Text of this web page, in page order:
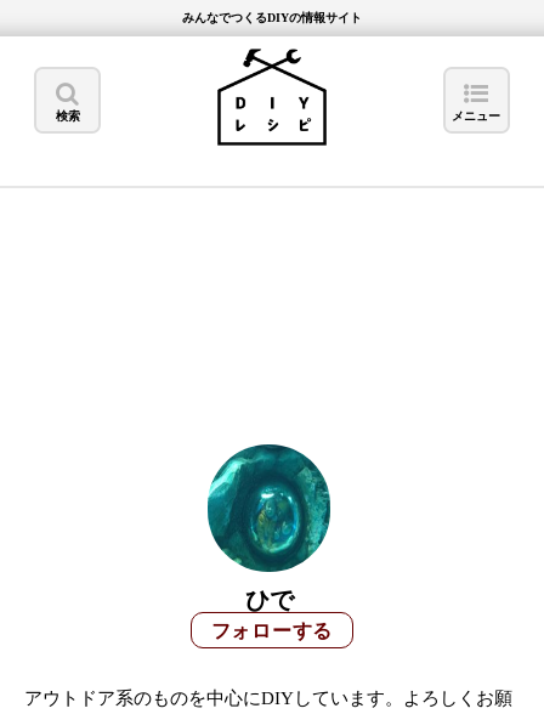
みんなでつくるDIYの情報サイト
検索 メニュー
ひで
アウトドア系のものを中心にDIYしています。よろしくお願